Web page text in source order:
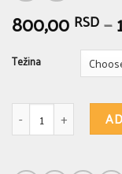
800,00 RSD–
Težina
Magareći sapun 250